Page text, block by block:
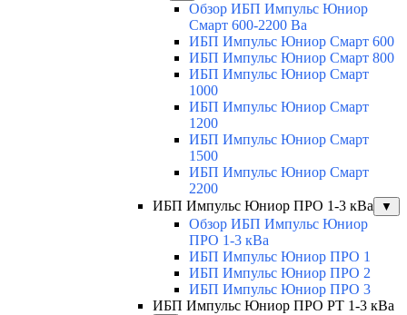
Обзор ИБП Импульс Юниор
Смарт 600-2200 Ва
ИБП Импульс Юниор Смарт 600
ИБП Импульс Юниор Смарт 800
ИБП Импульс Юниор Смарт
1000
ИБП Импульс Юниор Смарт
1200
ИБП Импульс Юниор Смарт
1500
ИБП Импульс Юниор Смарт
2200
ИБП Импульс Юниор ПРО 1-3 кВа
▼
Обзор ИБП Импульс Юниор
ПРО 1-3 кВа
ИБП Импульс Юниор ПРО 1
ИБП Импульс Юниор ПРО 2
ИБП Импульс Юниор ПРО 3
ИБП Импульс Юниор ПРО РТ 1-3 кВа